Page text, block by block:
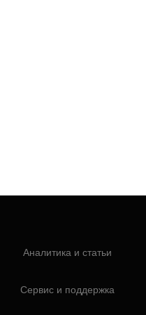
Аналитика и статьи
Сервис и поддержка